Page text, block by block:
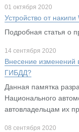
01 октября 2020
Устройство от
Подробная статья о
14 сентября 2020
Внесение изменений
ГИБДД?
Данная памятка
Национального
автовладельцам их
08 сентября 2020